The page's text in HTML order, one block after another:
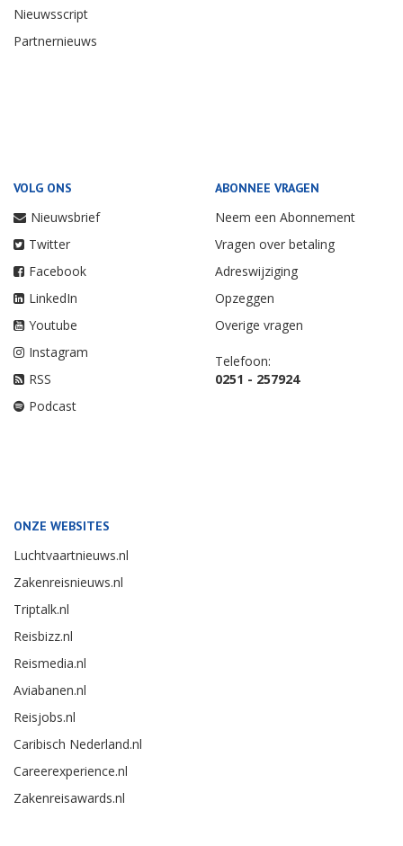
Nieuwsscript
Partnernieuws
VOLG ONS
Nieuwsbrief
Twitter
Facebook
LinkedIn
Youtube
Instagram
RSS
Podcast
ABONNEE VRAGEN
Neem een Abonnement
Vragen over betaling
Adreswijziging
Opzeggen
Overige vragen
Telefoon:
0251 - 257924
ONZE WEBSITES
Luchtvaartnieuws.nl
Zakenreisnieuws.nl
Triptalk.nl
Reisbizz.nl
Reismedia.nl
Aviabanen.nl
Reisjobs.nl
Caribisch Nederland.nl
Careerexperience.nl
Zakenreisawards.nl